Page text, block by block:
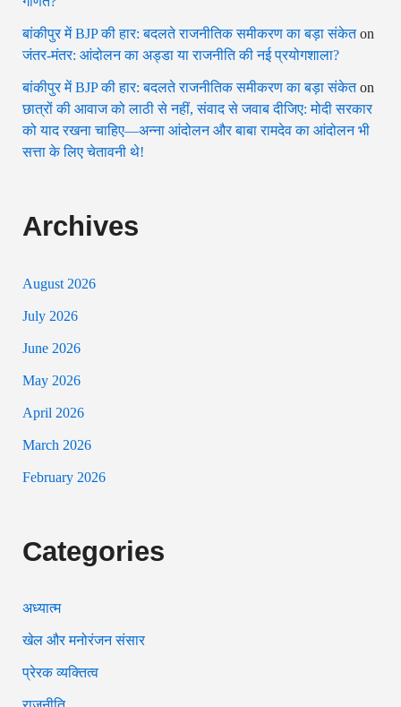
बांकीपुर में BJP की हार: बदलते राजनीतिक समीकरण का बड़ा संकेतon
जंतर-मंतर: आंदोलन का अड्डा या राजनीति की नई प्रयोगशाला?
बांकीपुर में BJP की हार: बदलते राजनीतिक समीकरण का बड़ा संकेतon
छात्रों की आवाज को लाठी से नहीं, संवाद से जवाब दीजिए: मोदी सरकार
को याद रखना चाहिए—अन्ना आंदोलन और बाबा रामदेव का आंदोलन भी
सत्ता के लिए चेतावनी थे!
Archives
August 2026
July 2026
June 2026
May 2026
April 2026
March 2026
February 2026
Categories
अध्यात्म
खेल और मनोरंजन संसार
प्रेरक व्यक्तित्व